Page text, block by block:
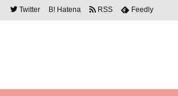
Twitter B! Hatena RSS Feedly